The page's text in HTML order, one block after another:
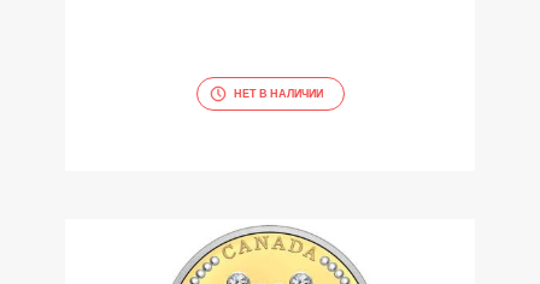
НЕТ В НАЛИЧИИ